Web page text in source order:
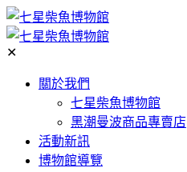
✕
關於我們
七星柴魚博物館
黑潮曼波商品專賣店
活動新訊
博物館導覽